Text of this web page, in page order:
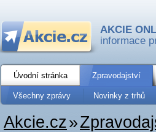
AKCIE
informace
Úvodní stránka Zpravodajství
Všechny zprávy Novinky z trhů
Akcie.cz»